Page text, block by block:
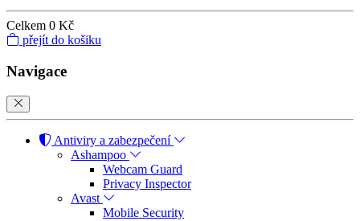
Celkem 0 Kč
přejít do košiku
Navigace
Antiviry a zabezpečení
Ashampoo
Webcam Guard
Privacy Inspector
Avast
Mobile Security